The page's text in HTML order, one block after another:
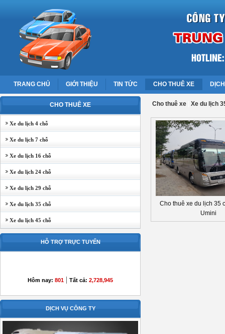
TRANG CHỦ GIỚI THIỆU TIN TỨC CHO THUÊ XE
CHO THUÊ XE
Xe du lịch 4 chỗ
Xe du lịch 7 chỗ
Xe du lịch 16 chỗ
Xe du lịch 24 chỗ
Xe du lịch 29 chỗ
Xe du lịch 35 chỗ
Xe du lịch 45 chỗ
HỖ TRỢ TRỰC TUYẾN
Hôm nay: 801 | Tất cả: 2,728,945
DỊCH VỤ CÔNG TY
Cho thuê xe Xe du lịch
Cho thuê xe du lịch 35
Umini